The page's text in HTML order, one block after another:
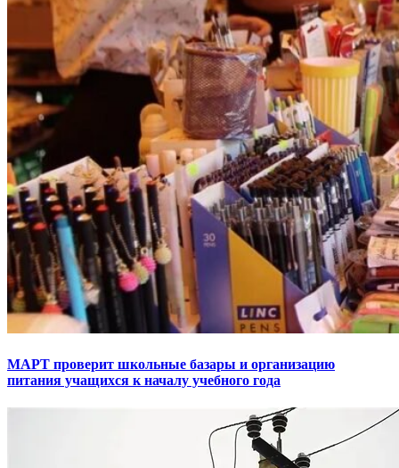
МАРТ проверит школьные базары и организацию
питания учащихся к началу учебного года